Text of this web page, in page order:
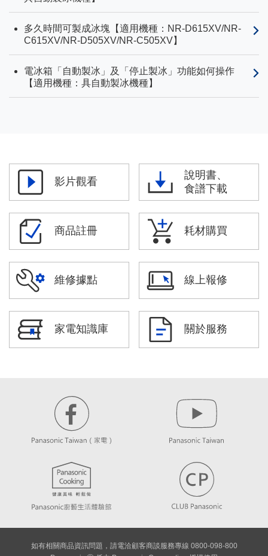
多久時間可製成冰塊【適用機種：NR-D615XV/NR-
C615XV/NR-D505XV/NR-C505XV】
電冰箱「自動製冰」及「停止製冰」功能如何操作
【適用機種：具自動製冰機種】
影片觀看
說明書、
食譜下載
商品註冊 耗材購買
維修據點 線上報修
家電知識庫 關於服務
如有相關商品資訊問題，請電洽顧客商談服務專線 0800-098-800